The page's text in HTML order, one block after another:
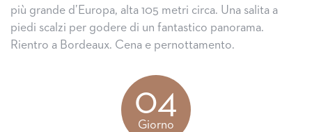
più grande d’Europa, alta 105 metri circa. Una salita a
piedi scalzi per godere di un fantastico panorama.
Rientro a Bordeaux. Cena e pernottamento.
04
Giorno